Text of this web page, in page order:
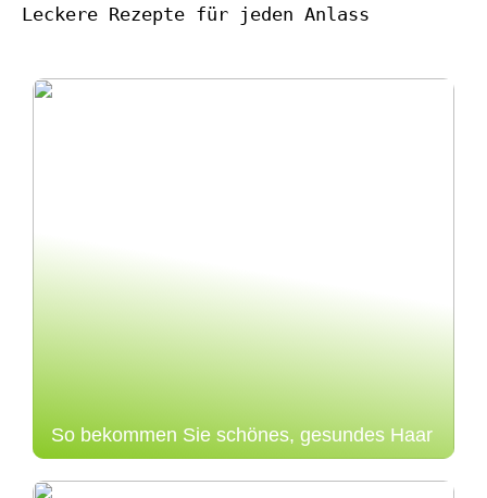
Leckere Rezepte für jeden Anlass
So bekommen Sie schönes, gesundes Haar